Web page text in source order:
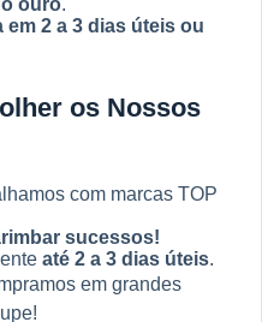
2 a 3 dias úteis ou
os Nossos
com marcas TOP
sucessos!
até 2 a 3 dias úteis.
em grandes